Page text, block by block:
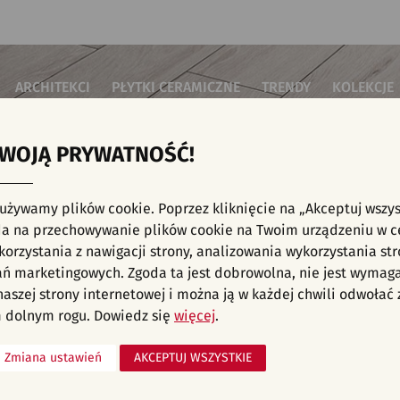
ARCHITEKCI PŁYTKI CERAMICZNE TRENDY KOLEKCJE
do sypialni
kuchenne
łazienkowe
na schody
na taras
komercyjne
Płytki ścienne
Płytki cegiełki
Płytki drewnopodobne
Płytki heksagonalne
Płytki jodełka
Płytki kamienne
Płytki kolorowe
Płytki
Płytki we
KAFELKI - NOWOŚCI, SYPIALNIA, PŁYTKI
PRYWATNOŚĆ!
plików cookie. Poprzez kliknięcie na „Akceptuj
na przechowywanie plików cookie na Twoim urządzeniu w
z nawigacji strony, analizowania wykorzystania
marketingowych. Zgoda ta jest dobrowolna, nie jest
strony internetowej i można ją w każdej chwili odwołać
dolnym rogu. Dowiedz się więcej.
Zmiana ustawień AKCEPTUJ WSZYSTKIE